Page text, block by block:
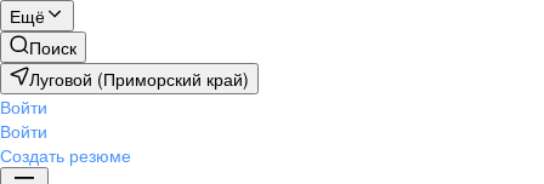
Ещё
Поиск
Луговой (Приморский край)
Войти
Войти
Создать резюме